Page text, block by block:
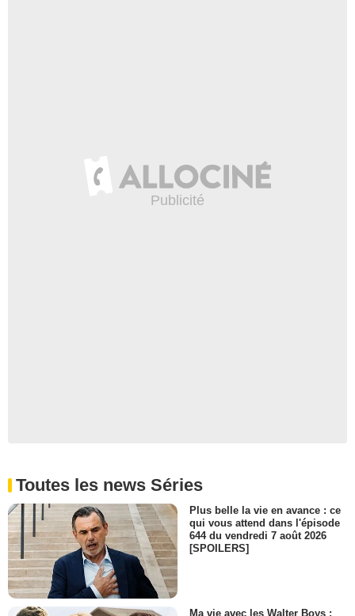
Toutes les news Séries
Plus belle la vie en avance : ce
qui vous attend dans l'épisode
644 du vendredi 7 août 2026
[SPOILERS]
Ma vie avec les Walter Boys :